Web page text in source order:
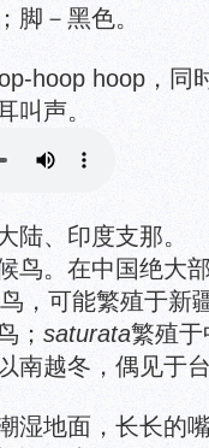
脚－黑色。
hoop hoop，同
叫声。
陆、印度支那。
鸟。在中国绝大
，可能繁殖于新
； saturata繁殖于
南越冬，偶见于
湿地面，长长的